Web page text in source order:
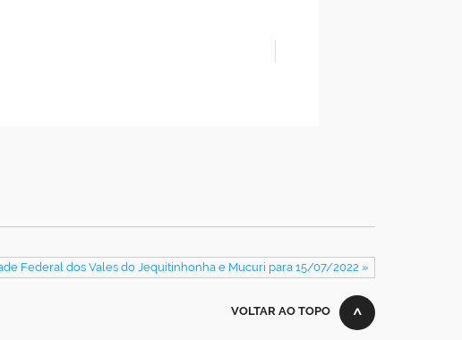
Federal dos Vales do Jequitinhonha e Mucuri para 15/07/2022 »
VOLTAR AO TOPO